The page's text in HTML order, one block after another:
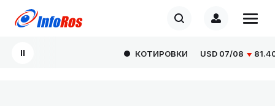
КОТИРОВКИ USD07/08 81.4077